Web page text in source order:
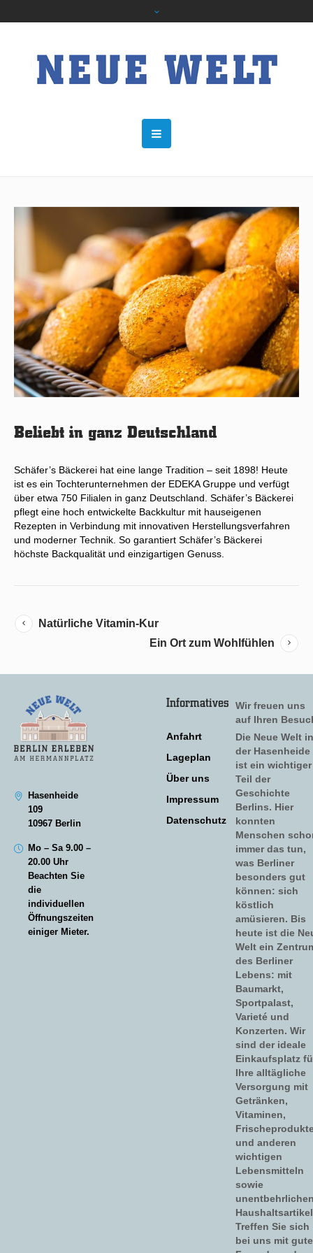
Beliebt in ganz Deutschland
Schäfer’s Bäckerei hat eine lange Tradition – seit 1898! Heute
ist es ein Tochterunternehmen der EDEKA Gruppe und verfügt
über etwa 750 Filialen in ganz Deutschland. Schäfer’s Bäckerei
pflegt eine hoch entwickelte Backkultur mit hauseigenen
Rezepten in Verbindung mit innovativen Herstellungsverfahren
und moderner Technik. So garantiert Schäfer’s Bäckerei
höchste Backqualität und einzigartigen Genuss.
Natürliche Vitamin-Kur
Ein Ort zum Wohlfühlen
Hasenheide
109
10967 Berlin
Mo – Sa 9.00 –
20.00 Uhr
Beachten Sie
die
individuellen
Öffnungszeiten
einiger Mieter.
Informatives
Anfahrt
Lageplan
Über uns
Impressum
Datenschutz
Wir freuen uns
auf Ihren
Die Neue Welt in
der Hasenheide
ist ein wichtiger
Teil der
Geschichte
Berlins. Hier
konnten
Menschen
immer das tun,
was Berliner
besonders gut
können: sich
köstlich
amüsieren. Bis
heute ist die
Welt ein
des Berliner
Lebens: mit
Baumarkt,
Sportpalast,
Varieté und
Konzerten. Wir
sind der ideale
Einkaufsplatz
Ihre alltägliche
Versorgung mit
Getränken,
Vitaminen,
und anderen
wichtigen
Lebensmitteln
sowie
Treffen Sie sich
bei uns mit